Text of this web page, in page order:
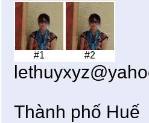
#1 #2
Thành phố Huế